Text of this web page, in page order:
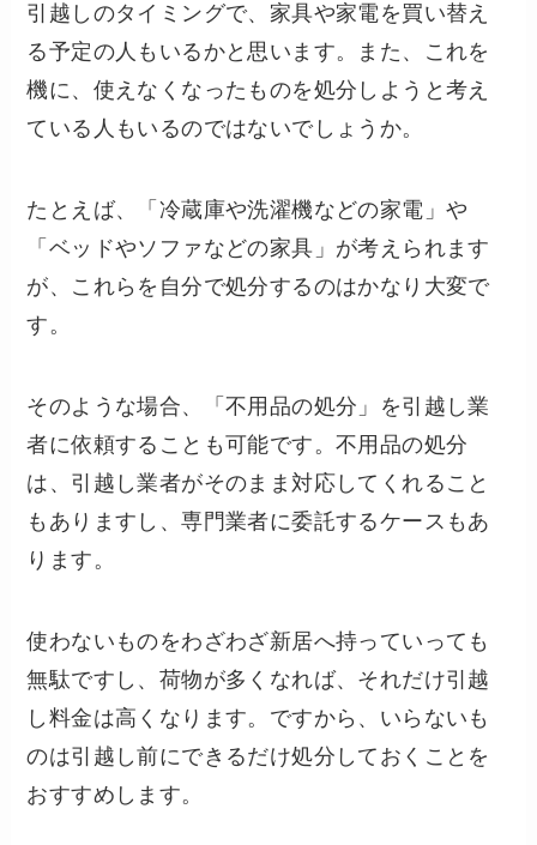
引越しのタイミングで、家具や家電を買い替え
る予定の人もいるかと思います。また、これを
機に、使えなくなったものを処分しようと考え
ている人もいるのではないでしょうか。
たとえば、「冷蔵庫や洗濯機などの家電」や
「ベッドやソファなどの家具」が考えられます
が、これらを自分で処分するのはかなり大変で
す。
そのような場合、「不用品の処分」を引越し業
者に依頼することも可能です。不用品の処分
は、引越し業者がそのまま対応してくれること
もありますし、専門業者に委託するケースもあ
ります。
使わないものをわざわざ新居へ持っていっても
無駄ですし、荷物が多くなれば、それだけ引越
し料金は高くなります。ですから、いらないも
のは引越し前にできるだけ処分しておくことを
おすすめします。